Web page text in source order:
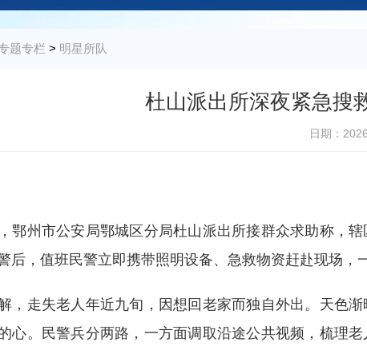
题专栏 > 明星所队
杜山派出所深夜紧急搜
日期：
州市公安局鄂城区分局杜山派出所接群众求助称，辖
后，值班民警立即携带照明设备、急救物资赶赴现场，
走失老人年近九旬，因想回老家而独自外出。天色渐
心。民警兵分两路，一方面调取沿途公共视频，梳理